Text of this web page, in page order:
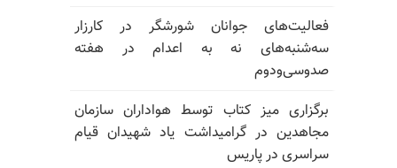
فعالیت‌های جوانان شورشگر در کارزار
سه‌شنبه‌های نه به اعدام در هفته
صدوسی‌و‌دوم
برگزاری میز کتاب توسط هواداران سازمان
مجاهدین در گرامیداشت یاد شهیدان قیام
سراسری در پاریس